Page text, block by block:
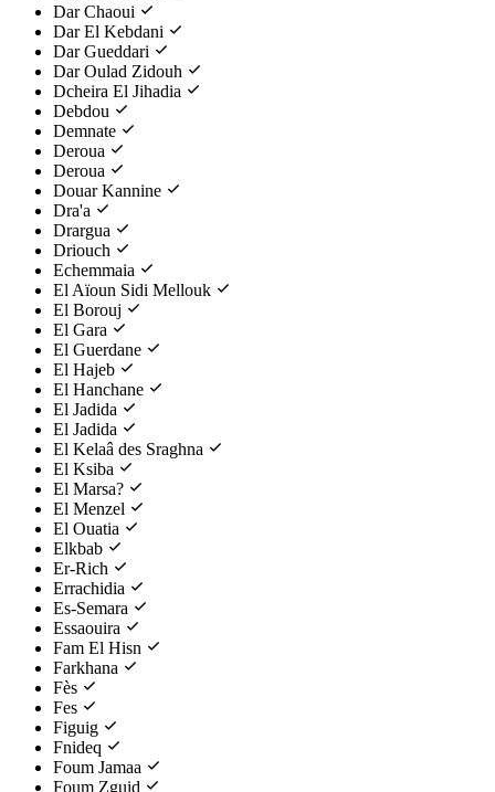
Dar Chaoui
Dar El Kebdani
Dar Gueddari
Dar Oulad Zidouh
Dcheira El Jihadia
Debdou
Demnate
Deroua
Deroua
Douar Kannine
Dra'a
Drargua
Driouch
Echemmaia
El Aïoun Sidi Mellouk
El Borouj
El Gara
El Guerdane
El Hajeb
El Hanchane
El Jadida
El Jadida
El Kelaâ des Sraghna
El Ksiba
El Marsa?
El Menzel
El Ouatia
Elkbab
Er-Rich
Errachidia
Es-Semara
Essaouira
Fam El Hisn
Farkhana
Fès
Fes
Figuig
Fnideq
Foum Jamaa
Foum Zguid